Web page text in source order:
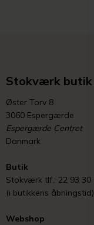
Stokværk butik
Øster Torv 8
3060 Espergærde
Espergærde Centret
Danmark
Butik
Stokværk tlf.: 22 93 30
(i butikkens åbningstid)
Webshop